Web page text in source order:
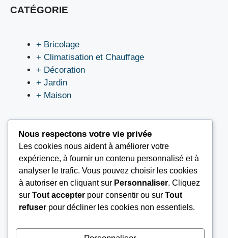
CATÉGORIE
+ Bricolage
+ Climatisation et Chauffage
+ Décoration
+ Jardin
+ Maison
LIEN UTILES
Nous contacter
Mentions légales
À propos
Nous respectons votre vie privée
Les cookies nous aident à améliorer votre
expérience, à fournir un contenu personnalisé et à
analyser le trafic. Vous pouvez choisir les cookies
à autoriser en cliquant sur Personnaliser. Cliquez
sur Tout accepter pour consentir ou sur Tout
refuser pour décliner les cookies non essentiels.